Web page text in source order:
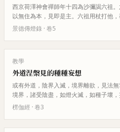
西京荷澤神會禪師年十四為沙彌謁六祖
以無住為本，見即是主。六祖用杖打他
人是否認識一個無頭無尾無名無…
景德傳燈錄 · 卷5
教學
外道涅槃見的種種妄想
或有外道，陰界入滅，境界離欲，見法
境界，諸受陰盡，如燈火滅，如種子壞
大慧！非以見壞，名為涅槃。大…
楞伽經 · 卷3